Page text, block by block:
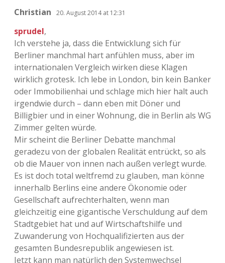
Christian 20. August 2014 at 12:31
sprudel,
Ich verstehe ja, dass die Entwicklung sich für
Berliner manchmal hart anfühlen muss, aber im
internationalen Vergleich wirken diese Klagen
wirklich grotesk. Ich lebe in London, bin kein Banker
oder Immobilienhai und schlage mich hier halt auch
irgendwie durch – dann eben mit Döner und
Billigbier und in einer Wohnung, die in Berlin als WG
Zimmer gelten würde.
Mir scheint die Berliner Debatte manchmal
geradezu von der globalen Realität entrückt, so als
ob die Mauer von innen nach außen verlegt wurde.
Es ist doch total weltfremd zu glauben, man könne
innerhalb Berlins eine andere Ökonomie oder
Gesellschaft aufrechterhalten, wenn man
gleichzeitig eine gigantische Verschuldung auf dem
Stadtgebiet hat und auf Wirtschaftshilfe und
Zuwanderung von Hochqualifizierten aus der
gesamten Bundesrepublik angewiesen ist.
Jetzt kann man natürlich den Systemwechsel